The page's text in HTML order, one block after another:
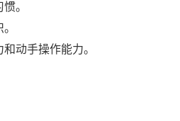
。
动手操作能力。